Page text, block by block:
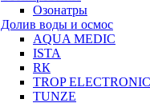
Озонатры
Долив воды и осмос
AQUA MEDIC
ISTA
RК
TROP ELECTRONIC
TUNZE